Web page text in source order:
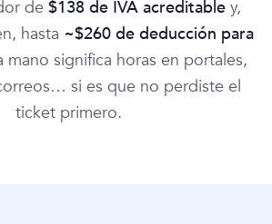
de $138 de IVA acreditable y,
hasta ~$260 de deducción para
mano significa horas en portales,
si es que no perdiste el
ticket primero.